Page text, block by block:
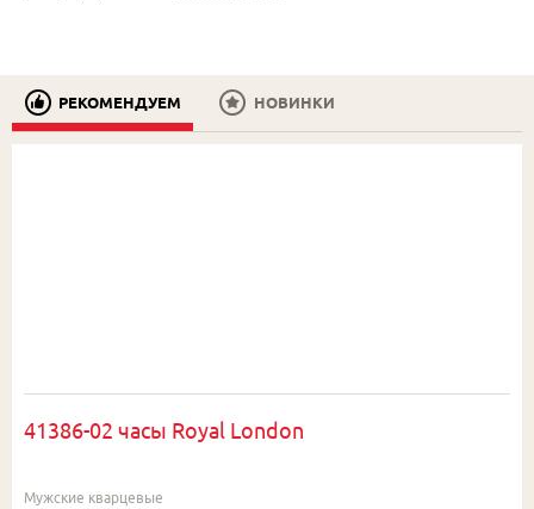
РЕКОМЕНДУЕМ НОВИНКИ
41386-02 часы Royal London
Мужские кварцевые